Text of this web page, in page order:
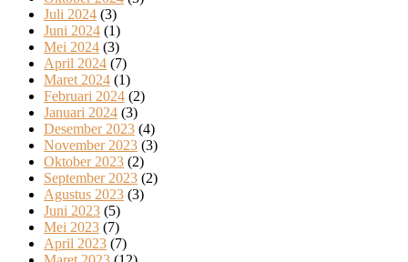
Juli 2024 (3)
Juni 2024 (1)
Mei 2024 (3)
April 2024 (7)
Maret 2024 (1)
Februari 2024 (2)
Januari 2024 (3)
Desember 2023 (4)
November 2023 (3)
Oktober 2023 (2)
September 2023 (2)
Agustus 2023 (3)
Juni 2023 (5)
Mei 2023 (7)
April 2023 (7)